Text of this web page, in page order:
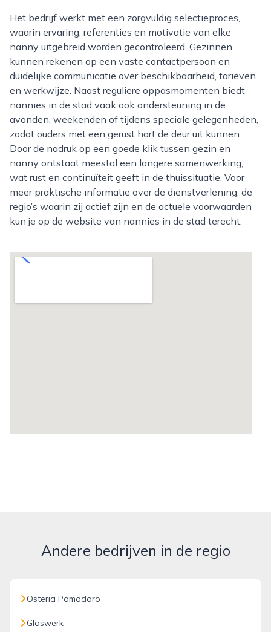
Het bedrijf werkt met een zorgvuldig selectieproces,
waarin ervaring, referenties en motivatie van elke
nanny uitgebreid worden gecontroleerd. Gezinnen
kunnen rekenen op een vaste contactpersoon en
duidelijke communicatie over beschikbaarheid, tarieven
en werkwijze. Naast reguliere oppasmomenten biedt
nannies in de stad vaak ook ondersteuning in de
avonden, weekenden of tijdens speciale gelegenheden,
zodat ouders met een gerust hart de deur uit kunnen.
Door de nadruk op een goede klik tussen gezin en
nanny ontstaat meestal een langere samenwerking,
wat rust en continuïteit geeft in de thuissituatie. Voor
meer praktische informatie over de dienstverlening, de
regio’s waarin zij actief zijn en de actuele voorwaarden
kun je op de website van nannies in de stad terecht.
Andere bedrijven in de regio
Osteria Pomodoro
Glaswerk